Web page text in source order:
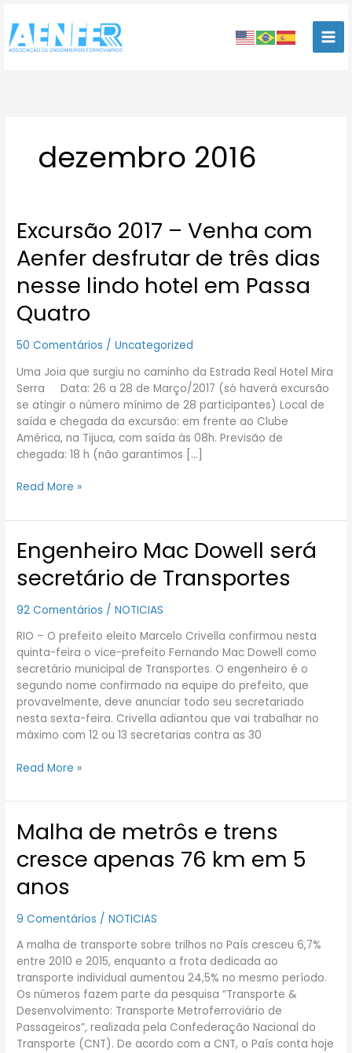
para
conteúdo
dezembro 2016
Excursão 2017 – Venha com
Aenfer desfrutar de três dias
nesse lindo hotel em Passa
Quatro
50 Comentários /Uncategorized
Uma Joia que surgiu no caminho da Estrada Real Hotel Mira
Serra Data: 26 a 28 de Março/2017 (só haverá excursão
se atingir o número mínimo de 28 participantes) Local de
saída e chegada da excursão: em frente ao Clube
América, na Tijuca, com saída às 08h. Previsão de
chegada: 18 h (não garantimos […]
Excursão
2017
–
com
Aenfer
desfrutar
de
dias
nesse
lindo
hotel
em
Passa
Read More »
Engenheiro Mac Dowell será
secretário de Transportes
92 Comentários /NOTICIAS
RIO – O prefeito eleito Marcelo Crivella confirmou nesta
quinta-feira o vice-prefeito Fernando Mac Dowell como
secretário municipal de Transportes. O engenheiro é o
segundo nome confirmado na equipe do prefeito, que
provavelmente, deve anunciar todo seu secretariado
nesta sexta-feira. Crivella adiantou que vai trabalhar no
máximo com 12 ou 13 secretarias contra as 30
Engenheiro
Mac
Dowell
secretário
Transportes
Read More »
Malha de metrôs e trens
cresce apenas 76 km em 5
anos
9 Comentários /NOTICIAS
A malha de transporte sobre trilhos no País cresceu 6,7%
entre 2010 e 2015, enquanto a frota dedicada ao
transporte individual aumentou 24,5% no mesmo período.
Os números fazem parte da pesquisa “Transporte &
Desenvolvimento: Transporte Metroferroviário de
Passageiros”, realizada pela Confederação Nacional do
Transporte (CNT). De acordo com a CNT, o País conta hoje
Malha
de
metrôs
trens
apenas
76
km
em
5
anos